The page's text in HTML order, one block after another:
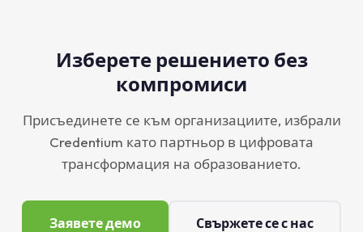
Изберете решението без
компромиси
Присъединете се към организациите, избрали
Credentium като партньор в цифровата
трансформация на образованието.
Заявете демо Свържете се с нас